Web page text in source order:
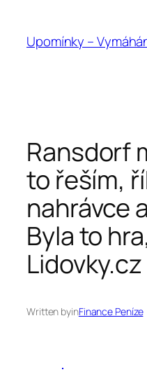
obsahUpomínky –
Ransdorf
to řeším,
nahrávce
Byla to
Lidovky.cz
Written byinFinance Peníze